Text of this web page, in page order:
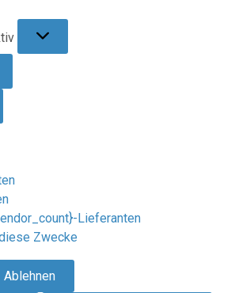
Lieferanten
Zwecke
Ablehnen